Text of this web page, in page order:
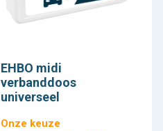
EHBO midi
verbanddoos
universeel
Onze keuze